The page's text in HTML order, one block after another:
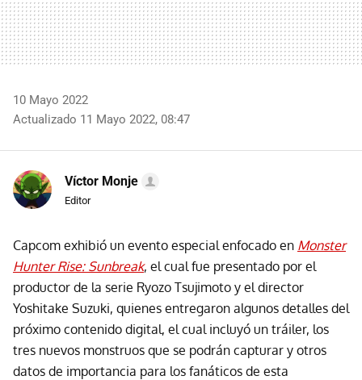
10 Mayo 2022
Actualizado 11 Mayo 2022, 08:47
Víctor Monje
Editor
Capcom exhibió un evento especial enfocado en Monster
Hunter Rise: Sunbreak, el cual fue presentado por el
productor de la serie Ryozo Tsujimoto y el director
Yoshitake Suzuki, quienes entregaron algunos detalles del
próximo contenido digital, el cual incluyó un tráiler, los
tres nuevos monstruos que se podrán capturar y otros
datos de importancia para los fanáticos de esta